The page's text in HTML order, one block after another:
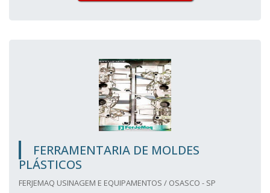
FERRAMENTARIA DE MOLDES
PLÁSTICOS
FERJEMAQ USINAGEM E EQUIPAMENTOS / OSASCO - SP